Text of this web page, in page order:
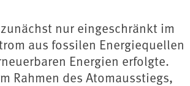
nur eingeschränkt im
aus fossilen Energiequellen
Energien erfolgte.
Rahmen des Atomausstiegs,